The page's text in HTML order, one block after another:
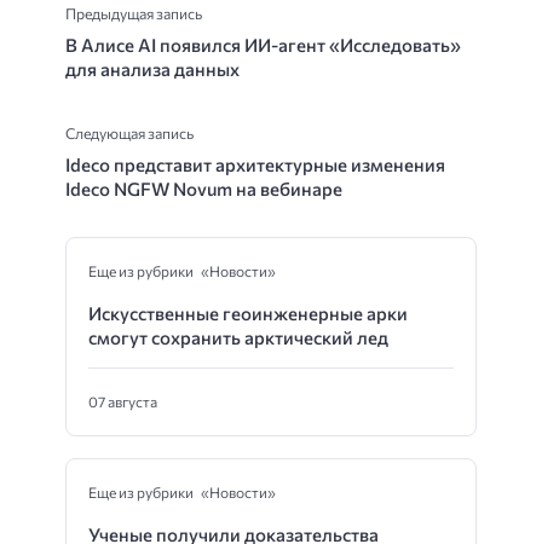
Предыдущая запись
В Алисе AI появился ИИ-агент «Исследовать»
для анализа данных
Следующая запись
Ideco представит архитектурные изменения
Ideco NGFW Novum на вебинаре
Еще из рубрики «Новости»
Искусственные геоинженерные арки
смогут сохранить арктический лед
07 августа
Еще из рубрики «Новости»
Ученые получили доказательства